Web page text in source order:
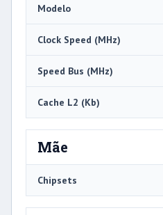
Modelo
Clock Speed ​​(MHz)
Speed ​​Bus (MHz)
Cache L2 (Kb)
Mãe
Chipsets